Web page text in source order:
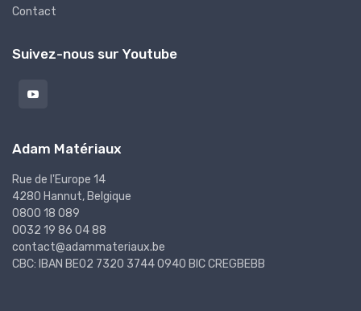
Contact
Suivez-nous sur Youtube
Adam Matériaux
Rue de l'Europe 14
4280 Hannut, Belgique
0800 18 089
0032 19 86 04 88
contact@adammateriaux.be
CBC: IBAN BE02 7320 3744 0940 BIC CREGBEBB